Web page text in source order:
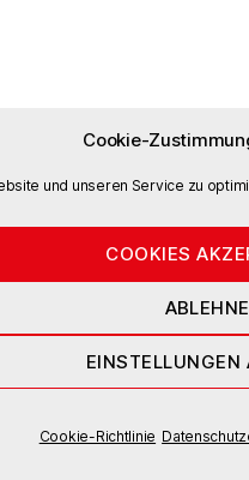
Cookie-
und unseren Service zu
COOKIES
EINSTELLUNGEN
Cookie-Richtlinie